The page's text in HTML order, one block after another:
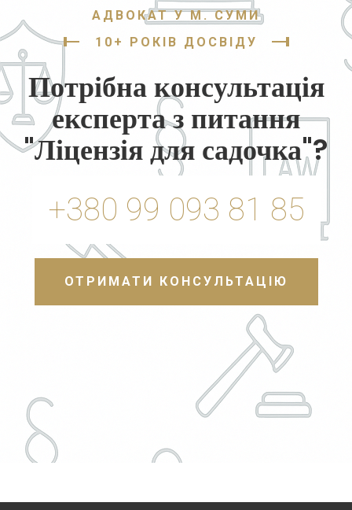
АДВОКАТ У М. СУМИ
10+ РОКІВ ДОСВІДУ
Потрібна консультація
експерта з питання
"Ліцензія для садочка"?
+380 99 093 81 85
ОТРИМАТИ КОНСУЛЬТАЦІЮ